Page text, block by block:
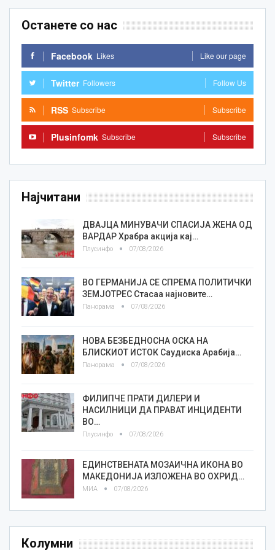
Останете со нас
Facebook Likes Like our page
Twitter Followers Follow Us
RSS Subscribe Subscribe
Plusinfomk Subscribe Subscribe
Најчитани
ДВАЈЦА МИНУВАЧИ СПАСИЈА ЖЕНА ОД
ВАРДАР Храбра акција кај…
Плусинфо 07/08/2026
ВО ГЕРМАНИЈА СЕ СПРЕМА ПОЛИТИЧКИ
ЗЕМЈОТРЕС Стасаа најновите…
Панорама 07/08/2026
НОВА БЕЗБЕДНОСНА ОСКА НА
БЛИСКИОТ ИСТОК Саудиска Арабија…
Панорама 07/08/2026
ФИЛИПЧЕ ПРАТИ ДИЛЕРИ И
НАСИЛНИЦИ ДА ПРАВАТ ИНЦИДЕНТИ
ВО…
Плусинфо 07/08/2026
ЕДИНСТВЕНАТА МОЗАИЧНА ИКОНА ВО
МАКЕДОНИЈА ИЗЛОЖЕНА ВО ОХРИД…
МИА 07/08/2026
Колумни